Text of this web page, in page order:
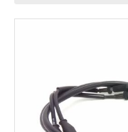
images
gallery